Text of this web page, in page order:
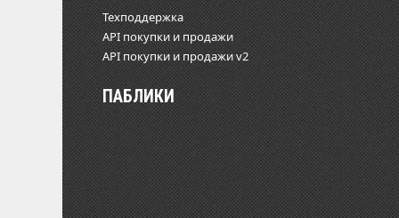
Техподдержка
API покупки и продажи
API покупки и продажи v2
ПАБЛИКИ